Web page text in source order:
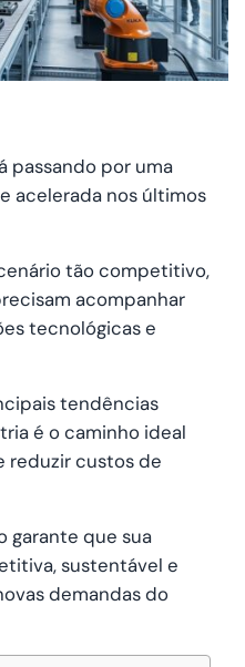
passando por uma
acelerada nos últimos
tão competitivo,
acompanhar
tecnológicas e
tendências
é o caminho ideal
reduzir custos de
garante que sua
sustentável e
demandas do